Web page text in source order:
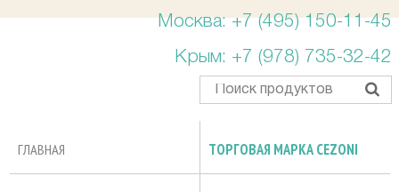
Москва: +7 (495) 150-11-45
Крым: +7 (978) 735-32-42
ГЛАВНАЯ ТОРГОВАЯ МАРКА CEZONI